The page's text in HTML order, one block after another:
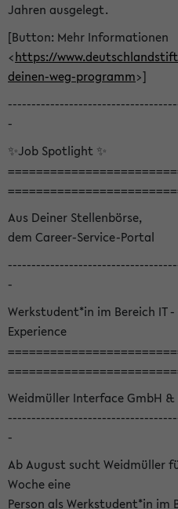
Jahren ausgelegt.
[Button: Mehr Informationen
<https://
deinen-weg-programm>]
-
✨Job Spotlight ✨
Aus Deiner Stellenbörse,
dem Career-Service-Portal
-
Werkstudent*in im Bereich IT
Experience
Weidmüller Interface GmbH &
-
Ab August sucht Weidmüller
Woche eine
Person als Werkstudent*in im